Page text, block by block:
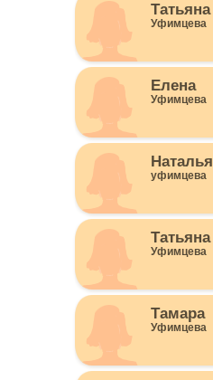
Татьяна
Уфимцева
Елена
Уфимцева
Наталья
уфимцева
Татьяна
Уфимцева
Тамара
Уфимцева